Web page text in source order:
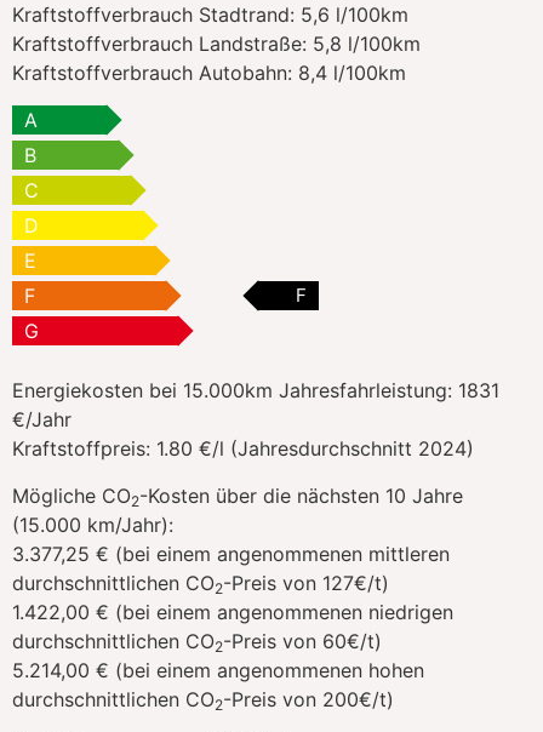
Kraftstoffverbrauch Stadtrand: 5,6 l/100km
Kraftstoffverbrauch Landstraße: 5,8 l/100km
Kraftstoffverbrauch Autobahn: 8,4 l/100km
A
B
C
D
E
F
F
G
Energiekosten bei 15.000km Jahresfahrleistung: 1831
€/Jahr
Kraftstoffpreis: 1.80 €/l (Jahresdurchschnitt 2024)
Mögliche CO2-Kosten über die nächsten 10 Jahre
(15.000 km/Jahr):
3.377,25 € (bei einem angenommenen mittleren
durchschnittlichen CO2-Preis von 127€/t)
1.422,00 € (bei einem angenommenen niedrigen
durchschnittlichen CO2-Preis von 60€/t)
5.214,00 € (bei einem angenommenen hohen
durchschnittlichen CO2-Preis von 200€/t)